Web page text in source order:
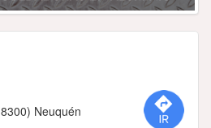
Neuquén